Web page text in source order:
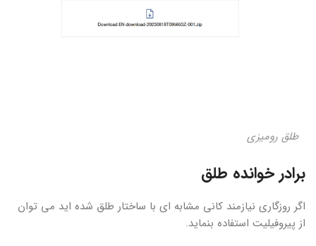
طلق رومیزی
برادر خوانده طلق
اگر روزگاری نیازمند کانی مشابه ای با ساختار طلق شده اید می توان
از پیروفیلیت استفاده بنماید.